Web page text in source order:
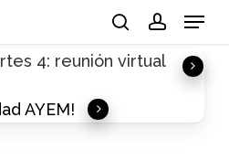
Menu
4: reunión virtual
AYEM!